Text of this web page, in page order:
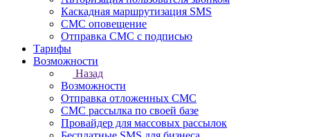
Каскадная маршрутизация SMS
СМС оповещение
Отправка СМС с подписью
Тарифы
Возможности
Назад
Возможности
Отправка отложенных СМС
СМС рассылка по своей базе
Провайдер для массовых рассылок